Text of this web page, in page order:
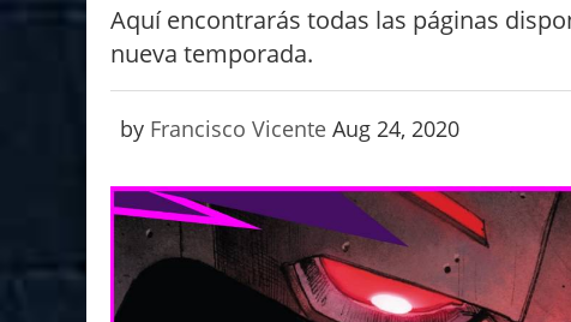
Aquí encontrarás todas las páginas
nueva temporada.
by Francisco Vicente Aug 24, 2020